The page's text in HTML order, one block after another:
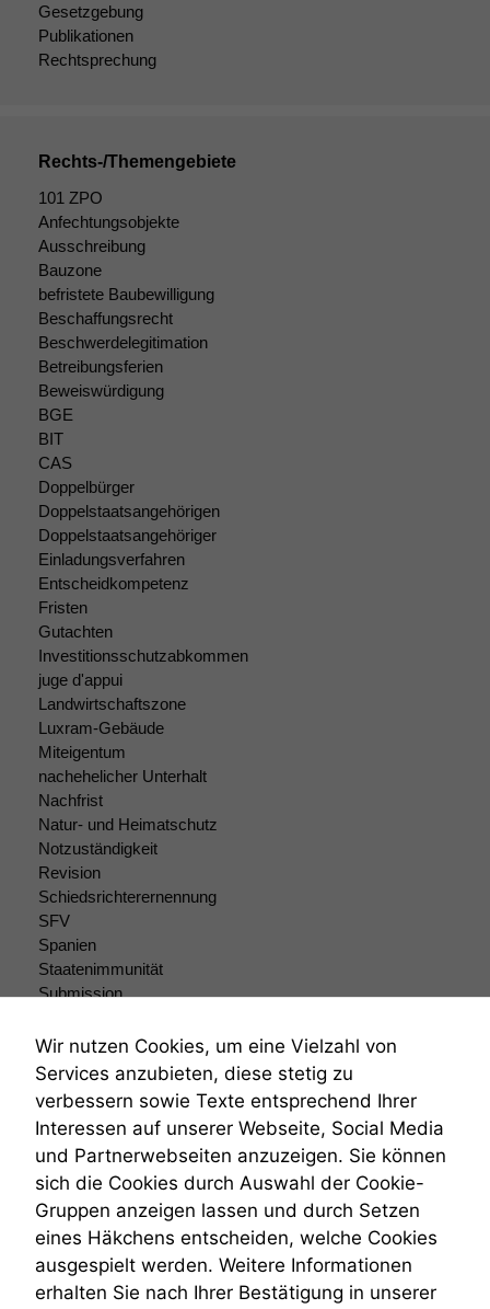
Gesetzgebung
Publikationen
Rechtsprechung
Rechts-/Themengebiete
101 ZPO
Anfechtungsobjekte
Ausschreibung
Bauzone
befristete Baubewilligung
Beschaffungsrecht
Beschwerdelegitimation
Betreibungsferien
Beweiswürdigung
BGE
BIT
CAS
Doppelbürger
Doppelstaatsangehörigen
Doppelstaatsangehöriger
Einladungsverfahren
Entscheidkompetenz
Fristen
Gutachten
Investitionsschutzabkommen
juge d'appui
Landwirtschaftszone
Luxram-Gebäude
Miteigentum
nachehelicher Unterhalt
Nachfrist
Natur- und Heimatschutz
Notzuständigkeit
Revision
Schiedsrichterernennung
SFV
Spanien
Staatenimmunität
Submission
Teilungsklage
Venezuela
VRK
Wiederherstellungsanordnung
Zivilprozessordnung
ZPO
Zustellfiktion
Zuständigkeit
Öffentliches Personalrecht
Öffentlichkeitsprinzip
Wir nutzen Cookies, um eine Vielzahl von
Services anzubieten, diese stetig zu
verbessern sowie Texte entsprechend Ihrer
Interessen auf unserer Webseite, Social Media
und Partnerwebseiten anzuzeigen. Sie können
sich die Cookies durch Auswahl der Cookie-
Gruppen anzeigen lassen und durch Setzen
eines Häkchens entscheiden, welche Cookies
ausgespielt werden. Weitere Informationen
erhalten Sie nach Ihrer Bestätigung in unserer
Einige
Funktionen auf
dieser Website
sind optional.
Wenn Sie
diese Option
deaktivieren,
kann die
Website nicht
zu 100%
funktionieren.